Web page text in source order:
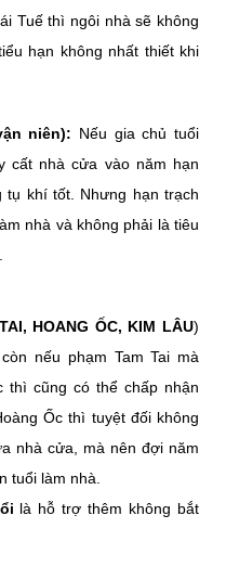
Tuế thì ngôi nhà sẽ không
hạn không nhất thiết khi
niên): Nếu gia chủ tuổi
cất nhà cửa vào năm hạn
tụ khí tốt. Nhưng hạn trạch
nhà và không phải là tiêu
HOANG ỐC, KIM LÂU)
nếu phạm Tam Tai mà
thì cũng có thể chấp nhận
Ốc thì tuyệt đối không
nhà cửa, mà nên đợi năm
tuổi làm nhà.
là hỗ trợ thêm không bắt